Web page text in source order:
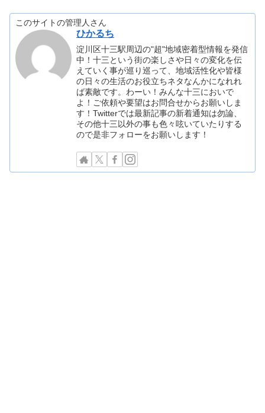
このサイトの管理人さん
ひかるち
淀川区十三駅周辺の"超"地域密着型情報を発信
中！十三という街の楽しさや日々の変化を伝
えていく事が巡り巡って、地域活性化や皆様
の日々の生活のお役立ちネタなんかになれれ
ば素敵です。わーい！みんな十三においで
よ！ご依頼や要望はお問合せからお願いしま
す！Twitterでは最新記事の新着通知は勿論、
その他十三以外の事も色々呟いていたりする
ので是非フォローをお願いします！